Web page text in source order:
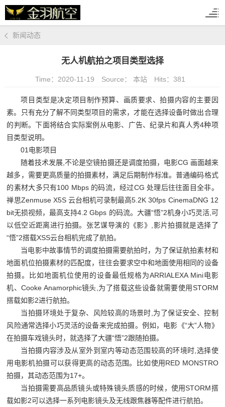
新闻动态
无人机航拍之项目类型选择
Time：2020-11-19 Source： 本站 Hits： 381
项目类型是决定项目制作预算、画质要求、拍摄内容的主要因
素。只有充分了解不同类型项目的需求，才能在选择设备时做出合理
的判断。下面将结合实际案例从电影、广告、纪录片和真人秀4种项
目类型说明。
01电影项目
随着技术发展,不论是空镜拍摄还是调度拍摄，电影CG 画面越来
越多，需要更高质量的拍摄素材，满足后期制作标准。普通编码格式
的素材大多只有100 Mbps 的码流，经过CG 处理后往往面目全非。
禅思Zenmuse X5S 云台相机可录制最高5.2K 30fps CinemaDNG 12
bit无损视频，最高支持4.2 Gbps 的码流。大疆“悟”2机身小巧灵活,可
以低空近距离进行拍摄。张艺谋导演的《影》 ,影片拍摄就是选择了
“悟”2搭载XSS云台相机完成了航拍。
当电影中故事情节的调度拍摄需要航拍时，为了保证航拍素材和
地面机位拍摄素材的匹配度，往往会要求空中和地面使用相同的设备
拍摄。比如地面机位使用的设备最低规格为ARRIALEXA Mini电影
机、Cooke Anamorphic镜头,为了搭载这些设备就需要使用STORM
搭载如影2进行航拍。
当拍摄环境处于复杂、风险较高的场景时,为了保证安全、控制
风险通常选择小巧灵活的设备来完成拍摄。例如，电影《“大”人物》
在拍摄车戏镜头时，就选择了大疆“悟”2跟随拍摄。
当拍摄内容涉及从室外到室内等动态范围较高的环境时,选择使
用电影机拍摄可以获得更高的动态范围。比如使用RED MONSTRO
拍摄，其动态范围为17+。
当拍摄需要高品质镜头或特殊镜头质感的时候，使用STORM搭
载如影2可以选择一系列电影镜头及无线跟焦器等配件进行航拍。